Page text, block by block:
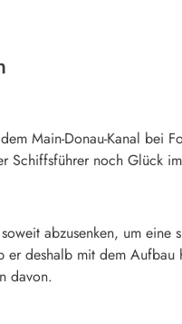
Main-Donau-Kanal bei
Schiffsführer noch Glück
abzusenken, um
deshalb mit dem
davon.